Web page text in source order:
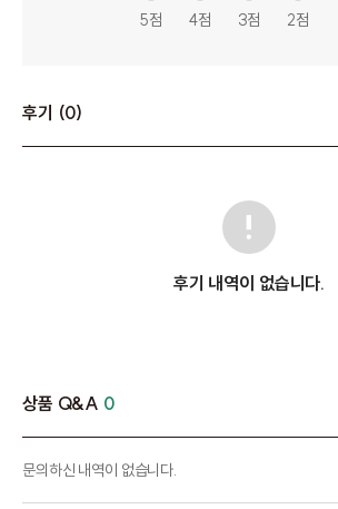
5점 4점 3점 2점
후기 (0)
후기 내역이 없습니다.
상품 Q&A 0
문의하신 내역이 없습니다.